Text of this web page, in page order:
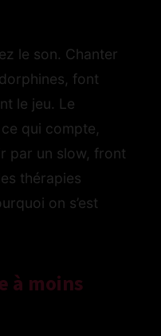
le son. Chanter
font
le jeu. Le
qui compte,
par un slow, front
thérapies
on s’est
à moins